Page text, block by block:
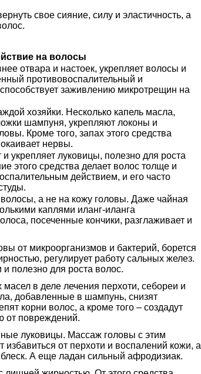
свое сияние, силу и эластичность, а
на волосы
отвара и настоек, укрепляет волосы и
противовоспалительный и
заживлению микротрещин на
хозяйки. Несколько капель масла,
шампуня, укрепляют локоны и
Кроме того, запах этого средства
нервы.
и укрепляет луковицы, полезно для роста
этого средства делает волос толще и
действием, и его часто
а не на кожу головы. Даже чайная
каплями иланг-иланга
посеченные кончики, разглаживает и
от микроорганизмов и бактерий, борется
регулирует работу сальных желез.
полезно для роста волос.
в деле лечения перхоти, себореи и
добавленные в шампунь, снизят
корни волос, а кроме того – создадут
от повреждений.
луковицы. Массаж головы с этим
избавиться от перхоти и воспалений кожи, а
А еще ладан сильный афродизиак.